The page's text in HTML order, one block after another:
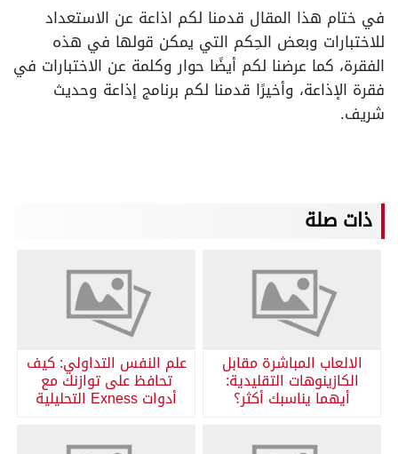
في ختام هذا المقال قدمنا لكم اذاعة عن الاستعداد
للاختبارات وبعض الحِكم التي يمكن قولها في هذه
الفقرة، كما عرضنا لكم أيضًا حوار وكلمة عن الاختبارات في
فقرة الإذاعة، وأخيرًا قدمنا لكم برنامج إذاعة وحديث
شريف.
ذات صلة
الالعاب المباشرة مقابل
الكازينوهات التقليدية:
أيهما يناسبك أكثر؟
علم النفس التداولي: كيف
تحافظ على توازنك مع
أدوات Exness التحليلية